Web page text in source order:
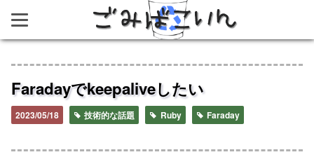
Faradayでkeepaliveしたい
2023/05/18 技術的な話題 Ruby Faraday
ごみばこいん